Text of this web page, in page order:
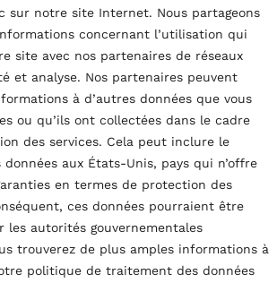
sur notre site Internet. Nous partageons
concernant l’utilisation qui
site avec nos partenaires de réseaux
et analyse. Nos partenaires peuvent
à d’autres données que vous
ou qu’ils ont collectées dans le cadre
des services. Cela peut inclure le
aux États-Unis, pays qui n’offre
en termes de protection des
ces données pourraient être
les autorités gouvernementales
trouverez de plus amples informations à
politique de traitement des données
Batteries
supplémentaires | 1
jeu / 2 pièces
douaniers IT